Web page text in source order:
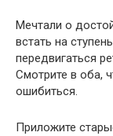
Мечтали о
встать на
передвигаться
Смотрите в оба,
ошибиться.
Приложите